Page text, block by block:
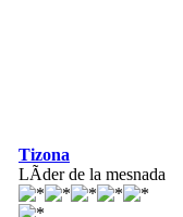
Tizona
LÃ­der de la mesnada